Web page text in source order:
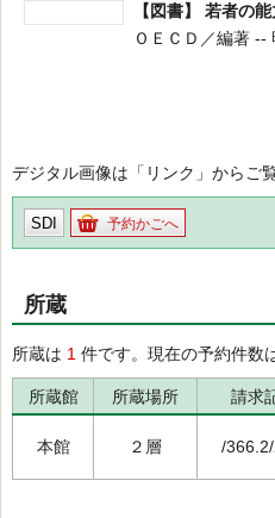
【図書】 若者の
ＯＥＣＤ／編著
デジタル画像は「リンク」からご
SDI 予約かごへ
所蔵
所蔵は 1 件です。現在の予約件数
所蔵館 所蔵場所 請求
本館 ２層 /